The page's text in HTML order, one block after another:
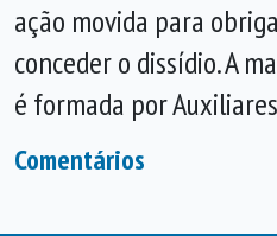
ação movida para
conceder o dissídio. A
é formada por
Comentários